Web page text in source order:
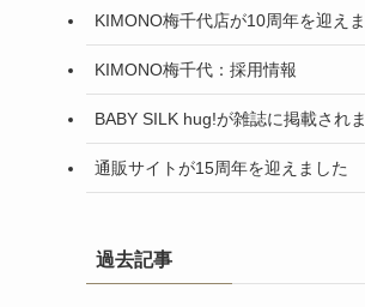
KIMONO梅千代店が10周年を迎え
KIMONO梅千代：採用情報
BABY SILK hug!が雑誌に掲載されま
通販サイトが15周年を迎えました
過去記事